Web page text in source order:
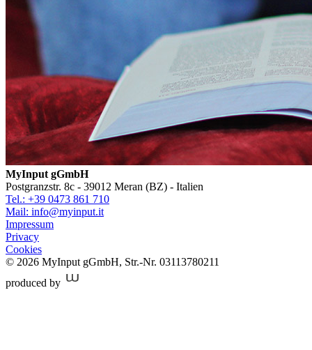
MyInput gGmbH
Postgranzstr. 8c - 39012 Meran (BZ) - Italien
Tel.: +39 0473 861 710
Mail: info@myinput.it
Impressum
Privacy
Cookies
© 2026 MyInput gGmbH, Str.-Nr. 03113780211
produced by